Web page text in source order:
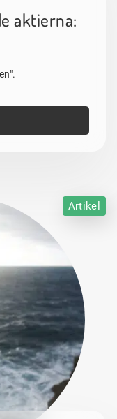
aktierna:
Artikel